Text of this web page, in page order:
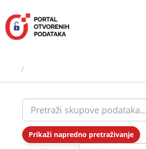
sadržaj
Prikaži napredno pretraživanje